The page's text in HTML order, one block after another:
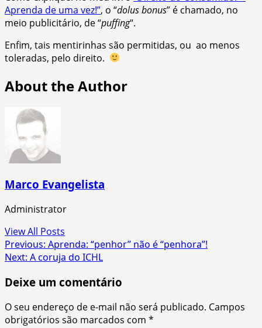
Aprenda de uma vez!”, o “dolus bonus” é chamado, no
meio publicitário, de “puffing“.
Enfim, tais mentirinhas são permitidas, ou ao menos
toleradas, pelo direito.
About the Author
Marco Evangelista
Administrator
View All Posts
Post
navigation
Previous: Aprenda: “penhor” não é “penhora”!
Next: A coruja do ICHL
Deixe um comentário
O seu endereço de e-mail não será publicado. Campos
obrigatórios são marcados com *